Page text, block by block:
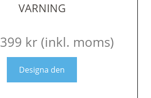
VARNING
399 kr (inkl. moms)
Designa den